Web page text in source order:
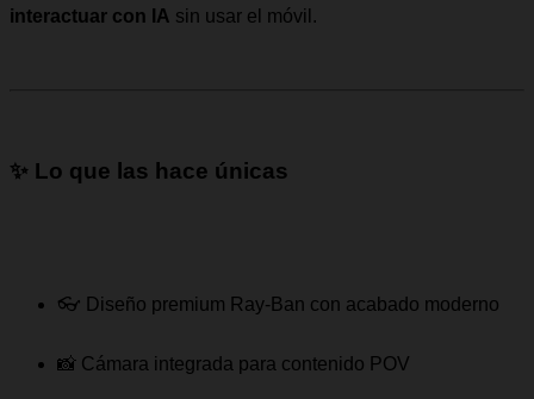
interactuar con IA sin usar el móvil.
✨ Lo que las hace únicas
👓 Diseño premium Ray-Ban con acabado moderno
📸 Cámara integrada para contenido POV